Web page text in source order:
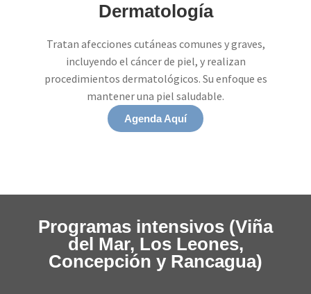
Dermatología
Tratan afecciones cutáneas comunes y graves,
incluyendo el cáncer de piel, y realizan
procedimientos dermatológicos. Su enfoque es
mantener una piel saludable.
Agenda Aquí
Programas intensivos (Viña
del Mar, Los Leones,
Concepción y Rancagua)